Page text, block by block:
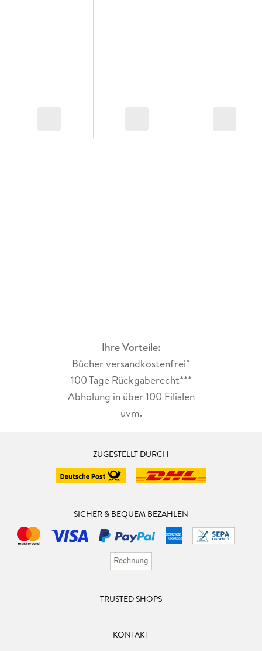
Ihre Vorteile:
Bücher versandkostenfrei*
100 Tage Rückgaberecht***
Abholung in über 100 Filialen
uvm.
ZUGESTELLT DURCH
SICHER & BEQUEM BEZAHLEN
TRUSTED SHOPS
KONTAKT